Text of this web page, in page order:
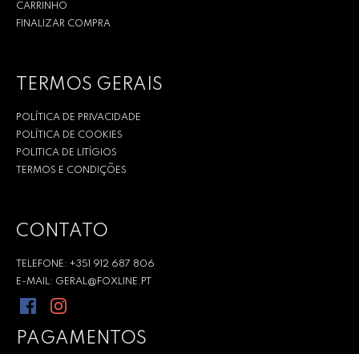
CARRINHO
FINALIZAR COMPRA
TERMOS GERAIS
POLÍTICA DE PRIVACIDADE
POLÍTICA DE COOKIES
POLITICA DE LITÍGIOS
TERMOS E CONDIÇÕES
CONTATO
TELEFONE: +351 912 687 806
E-MAIL: GERAL@FOXLINE.PT
PAGAMENTOS